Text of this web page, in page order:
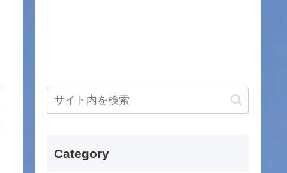
Category